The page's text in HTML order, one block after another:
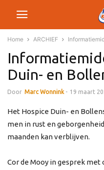
Home ARCHIEF
Duin- en
Door Marc Wonnink - 19 maart
Het Hospice Duin- en
men in rust en
maanden kan verblijven.
Cor de Mooy in gesprek